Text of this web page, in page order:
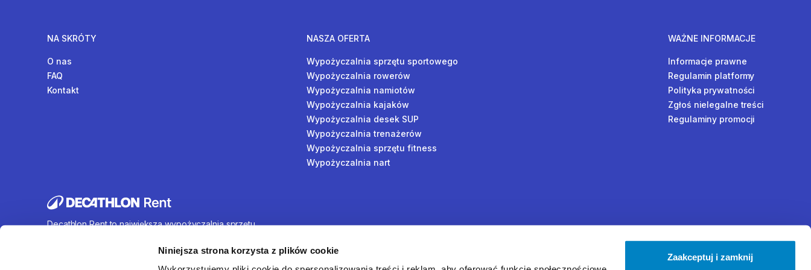
Niniejsza strona korzysta z plików cookie
Zaakceptuj i zamknij
NA SKRÓTY
O nas
FAQ
Kontakt
NASZA OFERTA
Wypożyczalnia sprzętu sportowego
Wypożyczalnia rowerów
Wypożyczalnia namiotów
Wypożyczalnia kajaków
Wypożyczalnia desek SUP
Wypożyczalnia trenażerów
Wypożyczalnia sprzętu fitness
Wypożyczalnia nart
WAŻNE INFORMACJE
Informacje prawne
Regulamin platformy
Polityka prywatności
Zgłoś nielegalne treści
Regulaminy promocji
Decathlon Rent to największa wypożyczalnia sprzętu
wynajem rowerów, sprzętu turystycznego, sprzętu do